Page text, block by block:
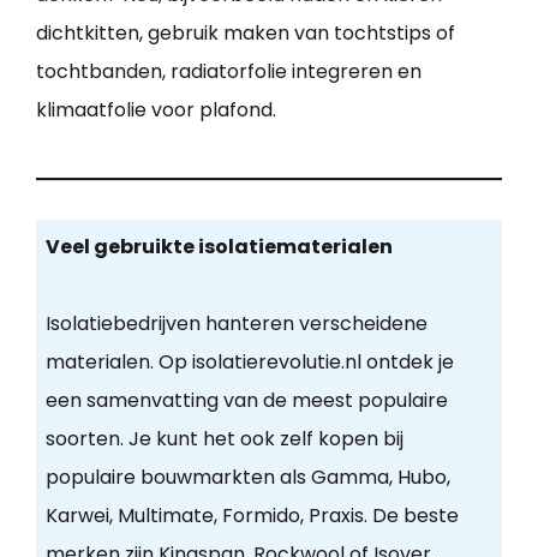
dichtkitten, gebruik maken van tochtstips of
tochtbanden, radiatorfolie integreren en
klimaatfolie voor plafond.
Veel gebruikte isolatiematerialen
Isolatiebedrijven hanteren verscheidene
materialen. Op isolatierevolutie.nl ontdek je
een samenvatting van de meest populaire
soorten. Je kunt het ook zelf kopen bij
populaire bouwmarkten als Gamma, Hubo,
Karwei, Multimate, Formido, Praxis. De beste